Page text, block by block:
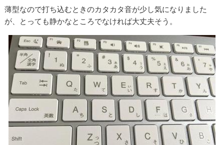
薄型なので打ち込むときのカタカタ音が少し気になりました
が、とっても静かなところでなければ大丈夫そう。